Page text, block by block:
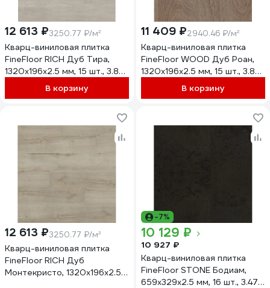
12 613 ₽3250.77 ₽/м²
Кварц-виниловая плитка
FineFloor RICH Дуб Тира,
1320х196х2.5 мм, 15 шт., 3.88
кв. м FF 2087В корзину
11 409 ₽2940.46 ₽/м²
Кварц-виниловая плитка
FineFloor WOOD Дуб Роан,
1320х196х2.5 мм, 15 шт., 3.88
кв. м FF 1433В корзину
12 613 ₽3250.77 ₽/м²
Кварц-виниловая плитка
FineFloor RICH Дуб
Монтекристо, 1320х196х2.5
-7%
10 129 ₽
10 927 ₽
Кварц-виниловая плитка
FineFloor STONE Бодиам,
659х329х2.5 мм, 16 шт., 3.47